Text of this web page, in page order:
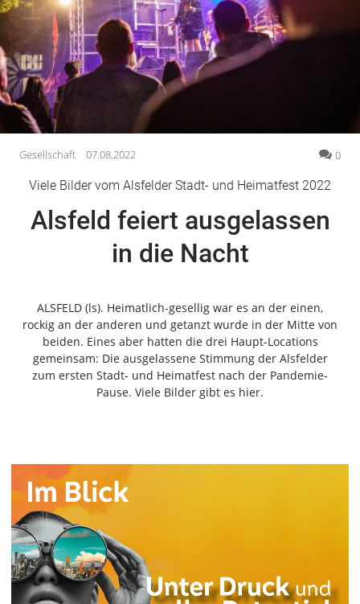
Gesundheit
Kultur
Lifestyle
Wirtschaft
Vogelsberg
Alsfeld
Romrod
Homberg
Schlitz
Antrifttal
Feldatal
Freiensteinau
Gemünden
Herbstein
Kirtorf
Lautertal
Mücke
Schwalmtal
Ulrichstein
Wartenberg
Gesellschaft 07.08.2022 0
Viele Bilder vom Alsfelder Stadt- und Heimatfest 2022
Alsfeld feiert ausgelassen
in die Nacht
ALSFELD (ls). Heimatlich-gesellig war es an der einen,
rockig an der anderen und getanzt wurde in der Mitte von
beiden. Eines aber hatten die drei Haupt-Locations
gemeinsam: Die ausgelassene Stimmung der Alsfelder
zum ersten Stadt- und Heimatfest nach der Pandemie-
Pause. Viele Bilder gibt es hier.